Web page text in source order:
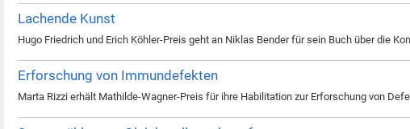
Lachende Kunst
Hugo Friedrich und Erich Köhler-Preis geht an Niklas Bender für sein Buch über die
Erforschung von Immundefekten
Marta Rizzi erhält Mathilde-Wagner-Preis für ihre Habilitation zur Erforschung von